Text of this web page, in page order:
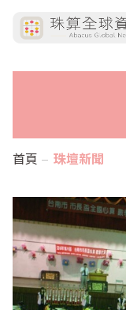
首頁 珠壇新聞